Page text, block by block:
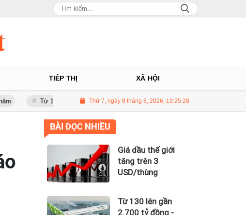
TIẾP THỊ XÃ HỘI
130 lên gần 2.700 tỷ đồng - năng lực tài chính của Bamboo Airways nhìn từ công
Thứ 7, ngày 8 tháng 8, 2026, 19:25:29
BÀI ĐỌC NHIỀU
Giá dầu thế giới
tăng trên 3
USD/thùng
Từ 130 lên gần
2.700 tỷ đồng -